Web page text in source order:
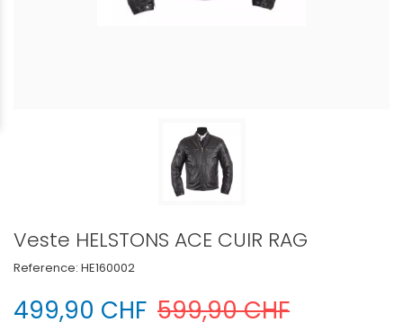
Veste HELSTONS ACE CUIR RAG
Reference: HE160002
499,90 CHF 599,90 CHF